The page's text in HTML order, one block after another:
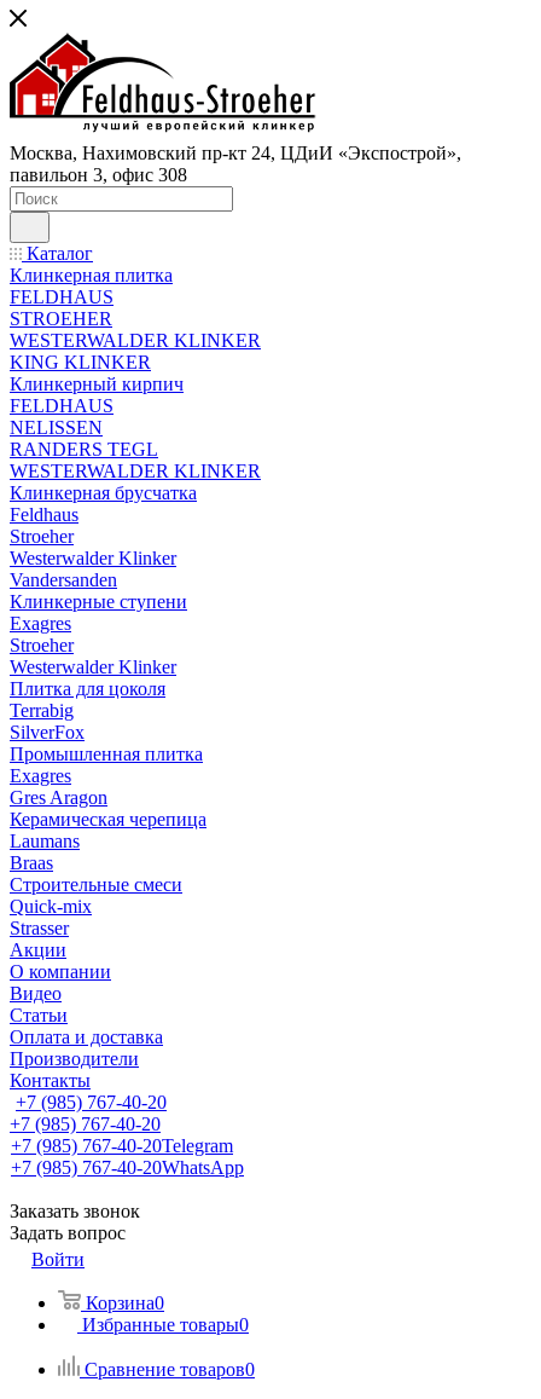
Москва, Нахимовский пр-кт 24, ЦДиИ «Экспострой»,
павильон 3, офис 308
Каталог
Клинкерная плитка
FELDHAUS
STROEHER
WESTERWALDER KLINKER
KING KLINKER
Клинкерный кирпич
FELDHAUS
NELISSEN
RANDERS TEGL
WESTERWALDER KLINKER
Клинкерная брусчатка
Feldhaus
Stroeher
Westerwalder Klinker
Vandersanden
Клинкерные ступени
Exagres
Stroeher
Westerwalder Klinker
Плитка для цоколя
Terrabig
SilverFox
Промышленная плитка
Exagres
Gres Aragon
Керамическая черепица
Laumans
Braas
Строительные смеси
Quick-mix
Strasser
Акции
О компании
Видео
Статьи
Оплата и доставка
Производители
Контакты
+7 (985) 767-40-20
+7 (985) 767-40-20
+7 (985) 767-40-20Telegram
+7 (985) 767-40-20WhatsApp
Заказать звонок
Задать вопрос
Войти
Корзина0
Избранные товары0
Сравнение товаров0